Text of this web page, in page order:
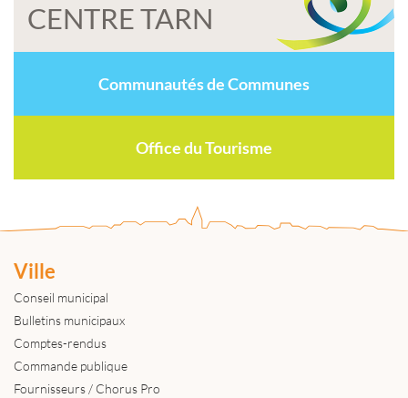
CENTRE TARN
Communautés de Communes
Office du Tourisme
Ville
Conseil municipal
Bulletins municipaux
Comptes-rendus
Commande publique
Fournisseurs / Chorus Pro